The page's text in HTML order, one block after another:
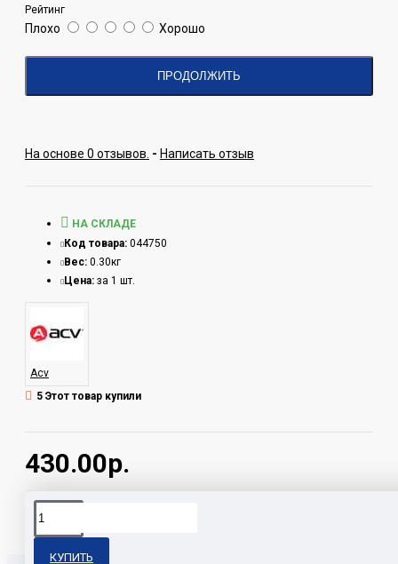
Рейтинг
Плохо Хорошо
ПРОДОЛЖИТЬ
На основе 0 отзывов. - Написать отзыв
430.00р.
НА СКЛАДЕ
Код товара: 044750
Вес: 0.30кг
Цена: за 1 шт.
Acv
5 Этот товар купили
КУПИТЬ
Теги: